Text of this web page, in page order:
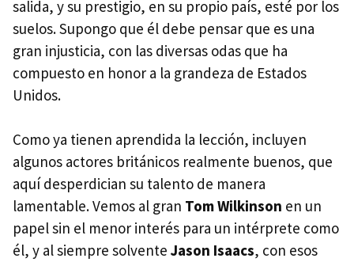
salida, y su prestigio, en su propio país, esté por los
suelos. Supongo que él debe pensar que es una
gran injusticia, con las diversas odas que ha
compuesto en honor a la grandeza de Estados
Unidos.
Como ya tienen aprendida la lección, incluyen
algunos actores británicos realmente buenos, que
aquí desperdician su talento de manera
lamentable. Vemos al gran Tom Wilkinson en un
papel sin el menor interés para un intérprete como
él, y al siempre solvente Jason Isaacs, con esos